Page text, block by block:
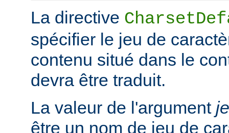
La directive
spécifier le jeu de
contenu situé dans le
devra être traduit.
La valeur de l'argument
être un nom de jeu de